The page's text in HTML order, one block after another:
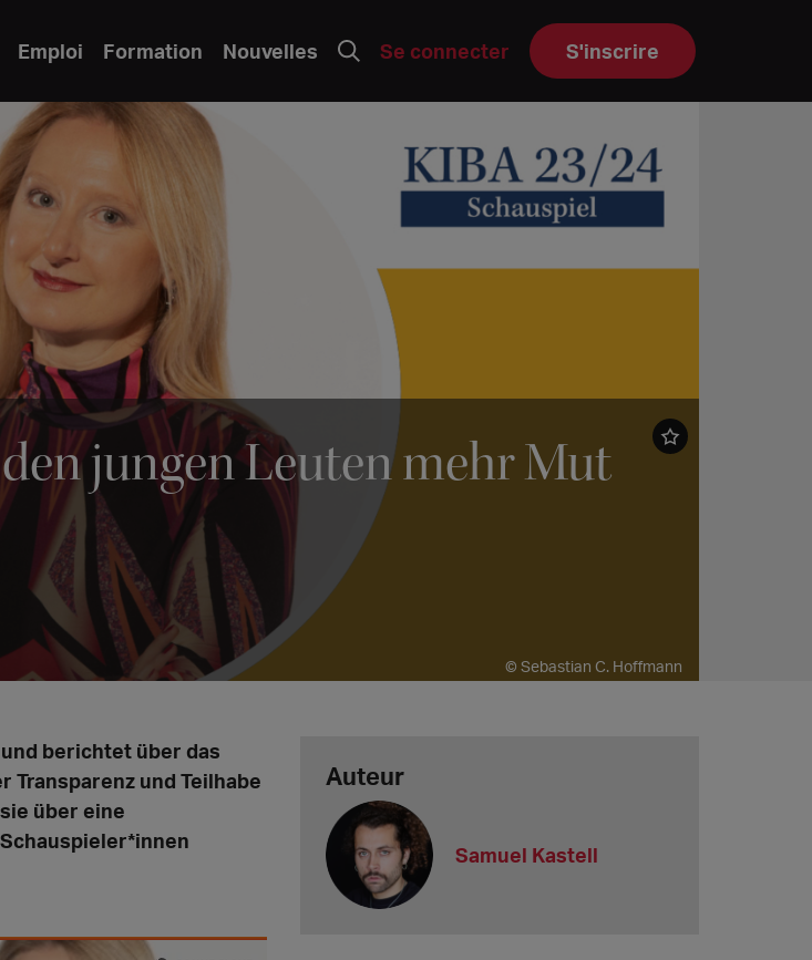
Emploi Formation Nouvelles Se connecter S'inscrire
jungen Leuten mehr Mut
© Sebastian C. Hoffmann
berichtet über das
Transparenz und Teilhabe
über eine
Auteur
Samuel Kastell